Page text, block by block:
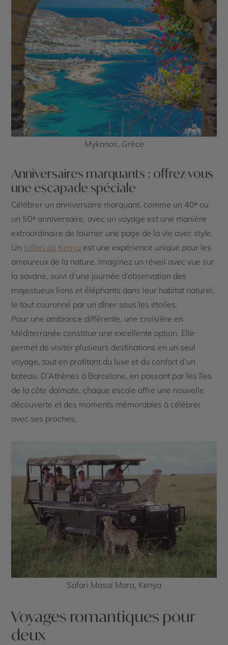
Mykonos, Grèce
Anniversaires marquants : offrez-vous
une escapade spéciale
Célébrer un anniversaire marquant, comme un 40ᵉ ou
un 50ᵉ anniversaire, avec un voyage est une manière
extraordinaire de tourner une page de la vie avec style.
Un safari au Kenya est une expérience unique pour les
amoureux de la nature. Imaginez un réveil avec vue sur
la savane, suivi d’une journée d’observation des
majestueux lions et éléphants dans leur habitat naturel,
le tout couronné par un dîner sous les étoiles.
Pour une ambiance différente, une croisière en
Méditerranée constitue une excellente option. Elle
permet de visiter plusieurs destinations en un seul
voyage, tout en profitant du luxe et du confort d’un
bateau. D’Athènes à Barcelone, en passant par les îles
de la côte dalmate, chaque escale offre une nouvelle
découverte et des moments mémorables à célébrer
avec ses proches.
Safari Masai Mara, Kenya
Voyages romantiques pour
deux